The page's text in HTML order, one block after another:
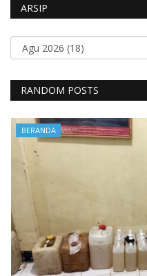
ARSIP
RANDOM POSTS
BERANDA